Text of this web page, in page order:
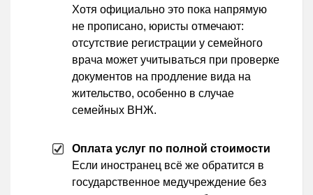
Хотя официально это пока напрямую
не прописано, юристы отмечают:
отсутствие регистрации у семейного
врача может учитываться при проверке
документов на продление вида на
жительство, особенно в случае
семейных ВНЖ.
Оплата услуг по полной стоимости
Если иностранец всё же обратится в
государственное медучреждение без